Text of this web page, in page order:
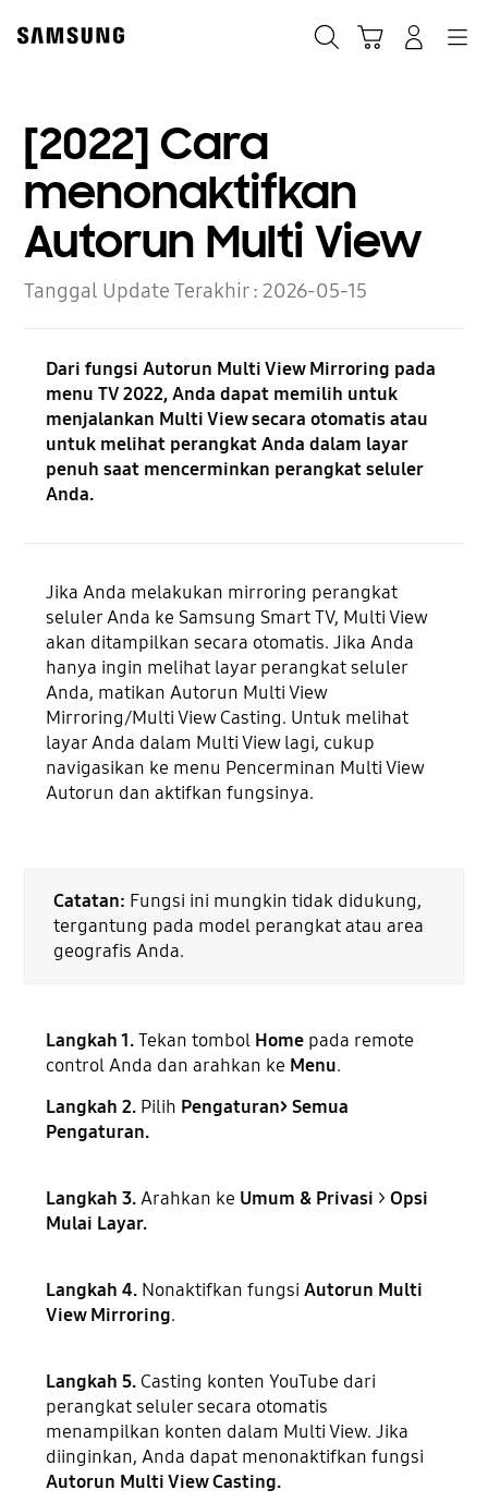
content
[2022] Cara
menonaktifkan
Autorun Multi View
Tanggal Update Terakhir :2026-05-15
Dari fungsi Autorun Multi View Mirroring pada
menu TV 2022, Anda dapat memilih untuk
menjalankan Multi View secara otomatis atau
untuk melihat perangkat Anda dalam layar
penuh saat mencerminkan perangkat seluler
Anda.
Jika Anda melakukan mirroring perangkat
seluler Anda ke Samsung Smart TV, Multi View
akan ditampilkan secara otomatis. Jika Anda
hanya ingin melihat layar perangkat seluler
Anda, matikan Autorun Multi View
Mirroring/Multi View Casting. Untuk melihat
layar Anda dalam Multi View lagi, cukup
navigasikan ke menu Pencerminan Multi View
Autorun dan aktifkan fungsinya.
Catatan: Fungsi ini mungkin tidak didukung,
tergantung pada model perangkat atau area
geografis Anda.
Langkah 1.Tekan tombol Home pada remote
control Anda dan arahkan ke Menu.
Langkah 2. Pilih Pengaturan> Semua
Pengaturan.
Langkah 3.Arahkan ke Umum & Privasi >Opsi
Mulai Layar.
Langkah 4. Nonaktifkan fungsiAutorun Multi
View Mirroring.
Langkah 5. Casting konten YouTube dari
perangkat seluler secara otomatis
menampilkan konten dalam Multi View. Jika
diinginkan, Anda dapat menonaktifkan fungsi
Autorun Multi View Casting.